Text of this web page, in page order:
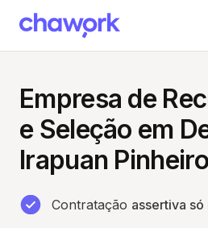
Empresa de
e Seleção em
Irapuan
Contratação assertiva